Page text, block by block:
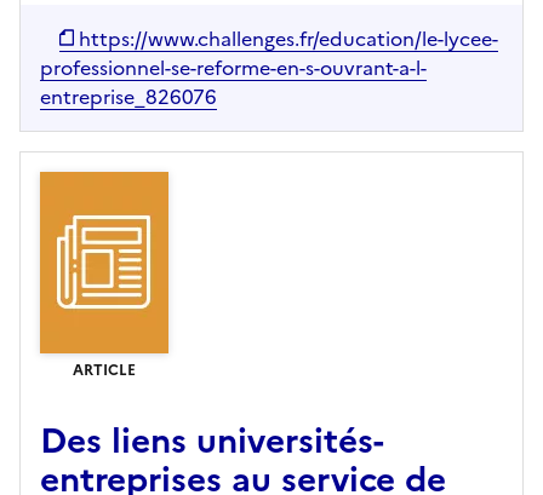
https://www.challenges.fr/education/le-lycee-
professionnel-se-reforme-en-s-ouvrant-a-l-
entreprise_826076
ARTICLE
Des liens universités-
entreprises au service de